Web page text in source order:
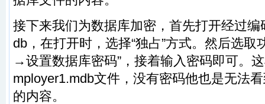
接下来我们为数据库加密，首先打开经过编
db，在打开时，选择“独占”方式。然后选
→设置数据库密码”，接着输入密码即可。
mployer1.mdb文件，没有密码他也是无法
的内容。